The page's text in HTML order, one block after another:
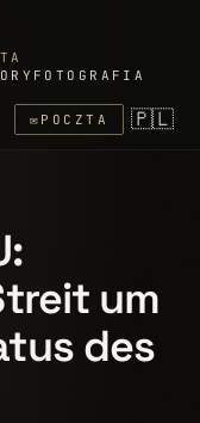
FOTOGRAFIA
✉ POCZTA 🇵🇱
um
des